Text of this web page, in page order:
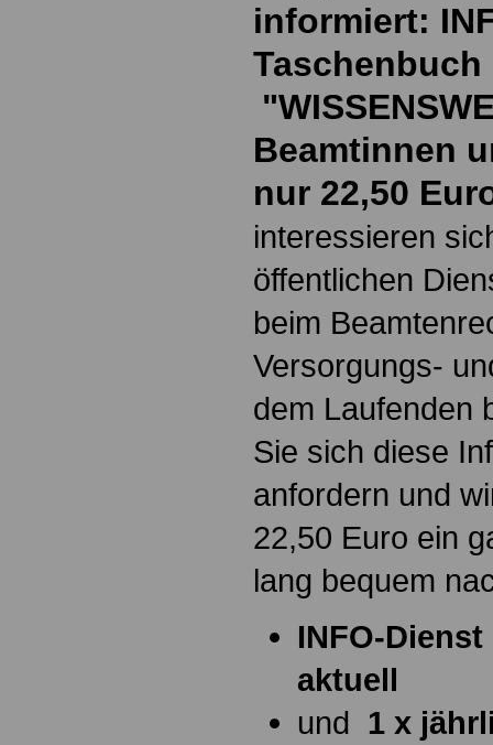
informiert:
Taschenbuch
Beamtinnen
nur 22,50
interessieren
öffentlichen
beim
Versorgungs-
dem Laufenden
Sie sich diese
anfordern und
22,50 Euro ein
lang bequem
INFO-
aktuell
und 1 x